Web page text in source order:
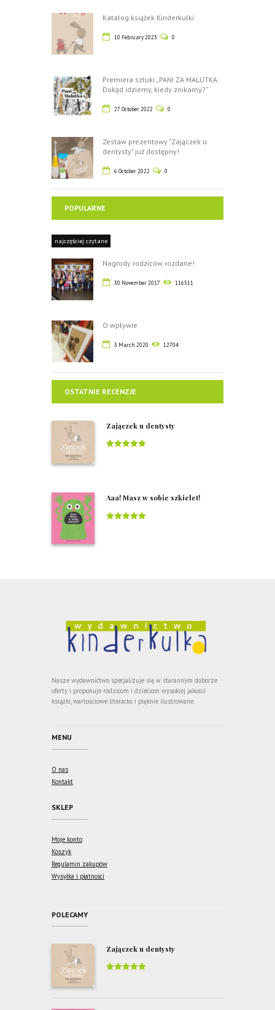
Katalog książek Kinderkulki
10 February 2023 0
Premiera sztuki „PANI ZA MALUTKA.
Dokąd idziemy, kiedy znikamy?”
27 October 2022 0
Zestaw prezentowy "Zajączek u
dentysty" już dostępny!
6 October 2022 0
POPULARNE
najczęściej czytane
Nagrody rodziców rozdane!
30 November 2017 116511
O wpływie
3 March 2020 12704
OSTATNIE RECENZJE
Zajączek u dentysty
Aaa! Masz w sobie szkielet!
Nasze wydawnictwo specjalizuje się w starannym doborze
oferty i proponuje rodzicom i dzieciom wysokiej jakości
książki, wartościowe literacko i pięknie ilustrowane.
MENU
O nas
Kontakt
SKLEP
Moje konto
Koszyk
Regulamin zakupów
Wysyłka i płatności
POLECAMY
Zajączek u dentysty